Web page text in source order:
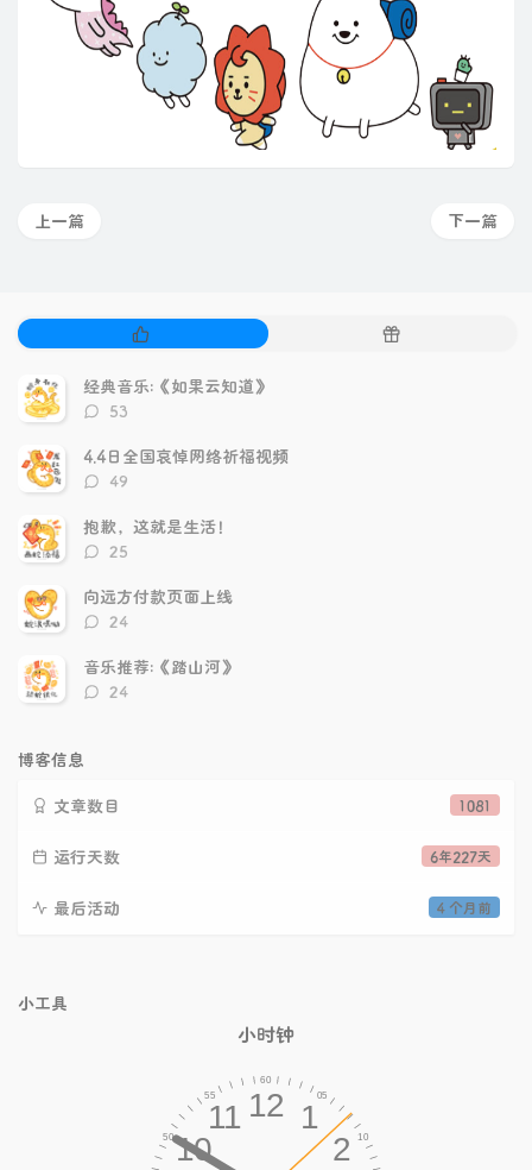
下一篇
上一篇
门
文
章
随
经典音乐:《如果云知道》
评
数：
53
4.4日全国哀悼网络祈福视频
评
数：
49
抱歉，这就是生活！
评
数：
25
向远方付款页面上线
评
数：
24
音乐推荐:《踏山河》
评
24
博客信息
1081
文章数目
6年227天
运行天数
4 个月前
最后活动
小工具
小时钟